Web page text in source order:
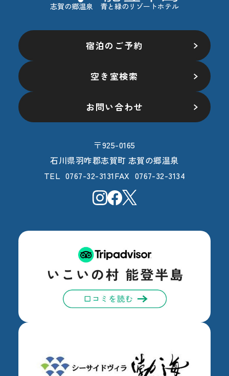
志賀の郷温泉 青と緑のリゾートホテル
〒925-0165
石川県羽咋郡志賀町 志賀の郷温泉
0767-32-3131
0767-32-3134
宿泊のご予約
空き室検索
お問い合わせ